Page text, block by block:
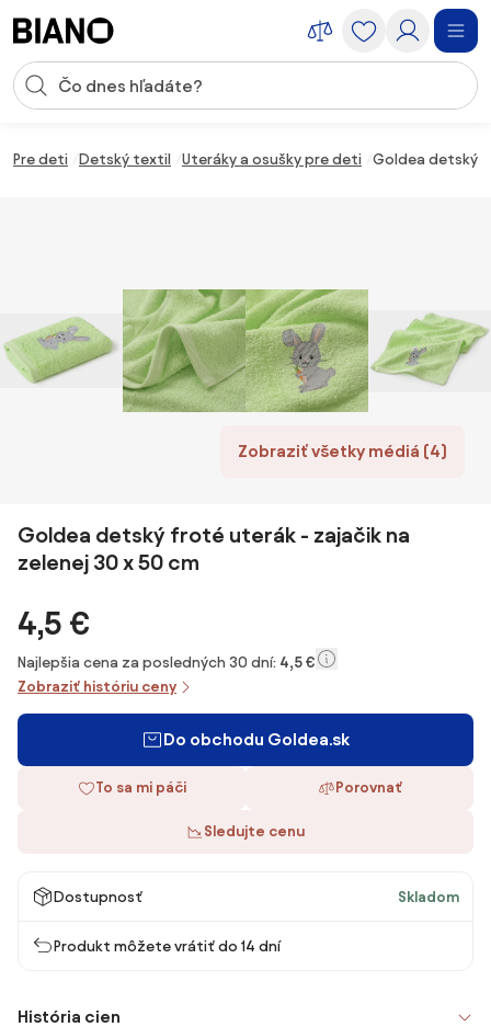
Vstup pre vyhľadávanie
Pre deti Detský textil Uteráky a osušky pre deti Goldea detský
Zobraziť všetky médiá (4)
Goldea detský froté uterák - zajačik na
zelenej 30 x 50 cm
4,5 €
Najlepšia cena za posledných 30 dní: 4,5 €
Zobraziť históriu ceny
Do obchodu Goldea.sk
To sa mi páči Porovnať
Sledujte cenu
Dostupnosť Skladom
Produkt môžete vrátiť do 14 dní
História cien